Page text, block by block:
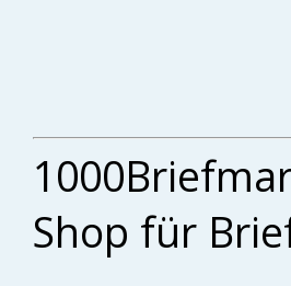
Shop für